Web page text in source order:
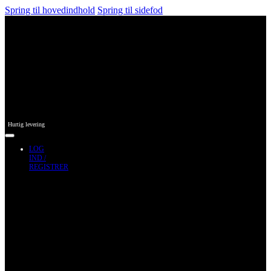
Spring til hovedindhold Spring til sidefod
Hurtig levering
LOG
IND /
REGISTRER